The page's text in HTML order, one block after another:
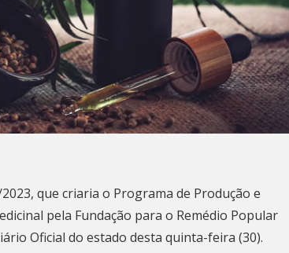
que criaria o Programa de Produção e
pela Fundação para o Remédio Popular
Oficial do estado desta quinta-feira (30).